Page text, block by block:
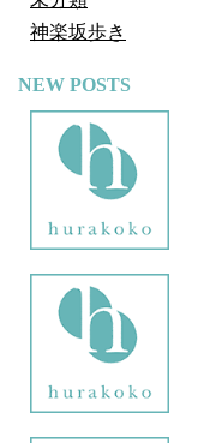
神楽坂歩き
NEW POSTS